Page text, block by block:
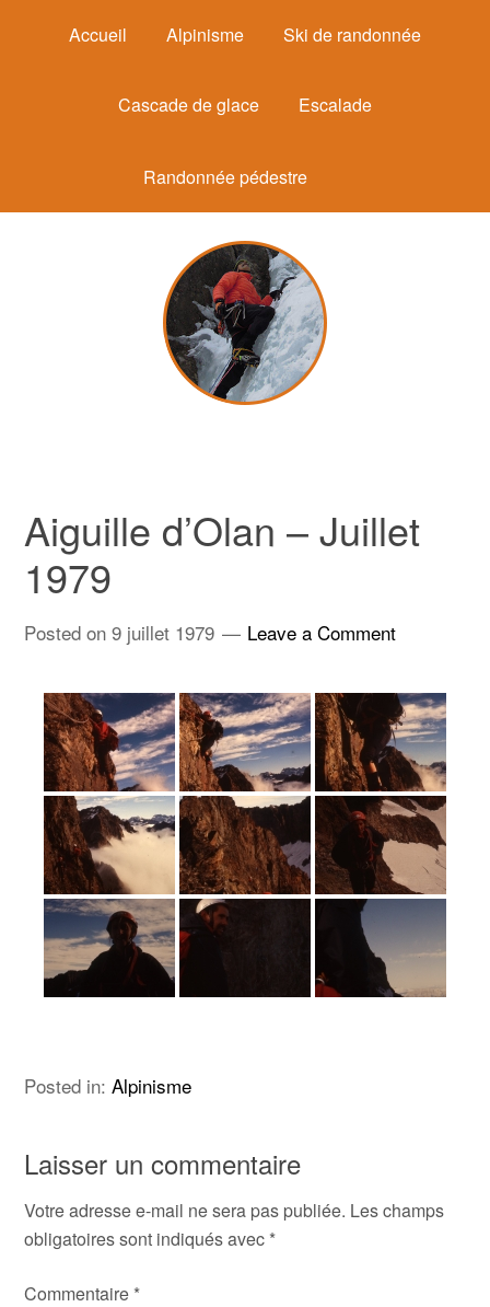
Accueil Alpinisme Ski de randonnée
Cascade de glace Escalade
Randonnée pédestre
Aiguille d’Olan – Juillet
1979
Posted on9 juillet 1979 Leave a Comment
Posted in:Alpinisme
Laisser un commentaire
Votre adresse e-mail ne sera pas publiée. Les champs
obligatoires sont indiqués avec *
Commentaire *